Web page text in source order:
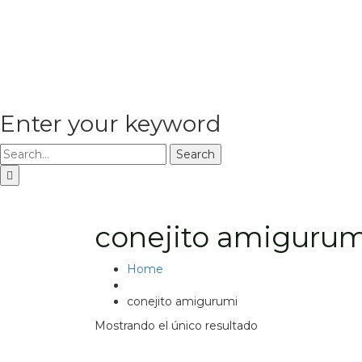
Enter your keyword
Search
conejito
Home
conejito amigurumi
Mostrando el único resultado